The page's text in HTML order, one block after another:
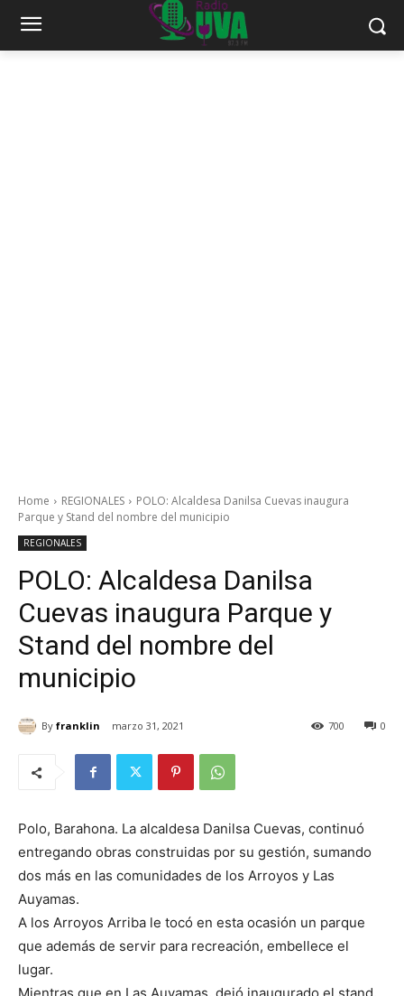
Home REGIONALES
POLO: Alcaldesa Danilsa Cuevas inaugura
Parque y Stand del nombre del municipio
REGIONALES
POLO: Alcaldesa Danilsa
Cuevas inaugura Parque y
Stand del nombre del
municipio
By franklin marzo 31, 2021 0
700
Polo, Barahona. La alcaldesa Danilsa Cuevas, continuó
entregando obras construidas por su gestión, sumando
dos más en las comunidades de los Arroyos y Las
Auyamas.
A los Arroyos Arriba le tocó en esta ocasión un parque
que además de servir para recreación, embellece el
lugar.